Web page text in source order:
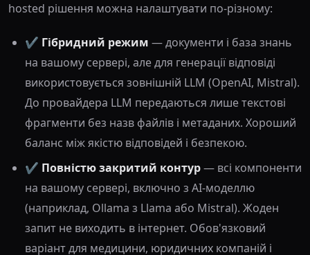
hosted рішення можна налаштувати по-різному:
✔️ Гібридний режим — документи і база знань
на вашому сервері, але для генерації відповіді
використовується зовнішній LLM (OpenAI, Mistral).
До провайдера LLM передаються лише текстові
фрагменти без назв файлів і метаданих. Хороший
баланс між якістю відповідей і безпекою.
✔️ Повністю закритий контур— всі компоненти
на вашому сервері, включно з AI-моделлю
(наприклад, Ollama з Llama або Mistral). Жоден
запит не виходить в інтернет. Обов'язковий
варіант для медицини, юридичних компаній і